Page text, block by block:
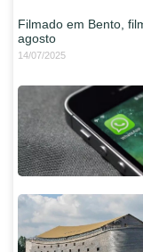
Filmado em Bento,
agosto
14/07/2025